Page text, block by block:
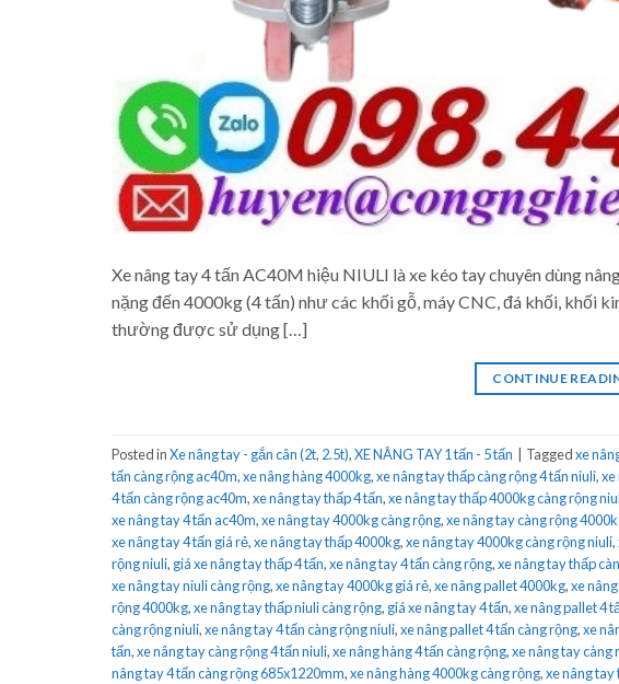
Xe nâng tay 4 tấn AC40M hiệu NIULI là xe kéo tay chuyên dùng
nặng đến 4000kg (4 tấn) như các khối gỗ, máy CNC, đá khối, khối
thường được sử dụng […]
CONTINUE
Posted inXe nâng tay - gắn cân (2t, 2.5t),XE NÂNG TAY 1 tấn - 5 tấn Taggedxe
tấn càng rộng ac40m,xe nâng hàng 4000kg,xe nâng tay thấp càng rộng 4 tấn niuli,xe
4 tấn càng rộng ac40m,xe nâng tay thấp 4 tấn,xe nâng tay thấp 4000kg càng rộng
xe nâng tay 4 tấn ac40m,xe nâng tay 4000kg càng rộng,xe nâng tay càng rộng
xe nâng tay 4 tấn giá rẻ,xe nâng tay thấp 4000kg,xe nâng tay 4000kg càng rộng niuli,
rộng niuli, giá xe nâng tay thấp 4 tấn,xe nâng tay 4 tấn càng rộng,xe nâng tay thấp
xe nâng tay niuli càng rộng,xe nâng tay 4000kg giá rẻ,xe nâng pallet 4000kg,xe
rộng 4000kg,xe nâng tay thấp niuli càng rộng, giá xe nâng tay 4 tấn,xe nâng pallet 4
càng rộng niuli,xe nâng tay 4 tấn càng rộng niuli,xe nâng pallet 4 tấn càng rộng,xe
tấn,xe nâng tay càng rộng 4 tấn niuli,xe nâng hàng 4 tấn càng rộng,xe nâng tay càng
nâng tay 4 tấn càng rộng 685x1220mm,xe nâng hàng 4000kg càng rộng,xe nâng tay